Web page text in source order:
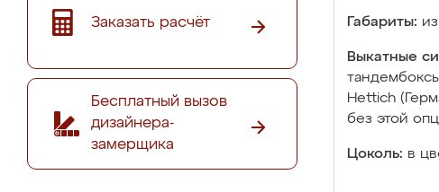
Заказать расчёт
Бесплатный вызов
дизайнера-
замерщика
Габариты:
Выкатные
Hettich
без этой
Цоколь: в